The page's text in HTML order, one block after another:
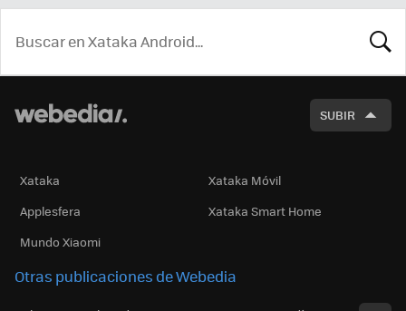
SUBIR
Xataka
Xataka Móvil
Applesfera
Xataka Smart Home
Mundo Xiaomi
Otras publicaciones de Webedia